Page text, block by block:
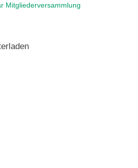
Mitgliederversammlung